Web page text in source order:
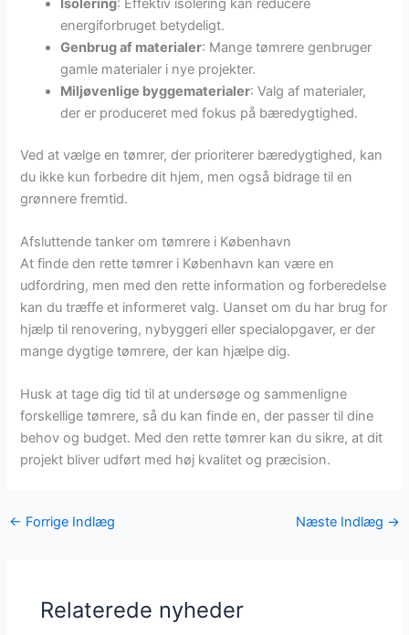
Isolering: Effektiv isolering kan reducere
energiforbruget betydeligt.
Genbrug af materialer: Mange tømrere genbruger
gamle materialer i nye projekter.
Miljøvenlige byggematerialer: Valg af materialer,
der er produceret med fokus på bæredygtighed.
Ved at vælge en tømrer, der prioriterer bæredygtighed, kan
du ikke kun forbedre dit hjem, men også bidrage til en
grønnere fremtid.
Afsluttende tanker om tømrere i København
At finde den rette tømrer i København kan være en
udfordring, men med den rette information og forberedelse
kan du træffe et informeret valg. Uanset om du har brug for
hjælp til renovering, nybyggeri eller specialopgaver, er der
mange dygtige tømrere, der kan hjælpe dig.
Husk at tage dig tid til at undersøge og sammenligne
forskellige tømrere, så du kan finde en, der passer til dine
behov og budget. Med den rette tømrer kan du sikre, at dit
projekt bliver udført med høj kvalitet og præcision.
← Forrige Indlæg Næste Indlæg →
Relaterede nyheder